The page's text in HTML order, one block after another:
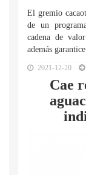
El gremio
de un
cadena de
además
2021-12-20
Cae